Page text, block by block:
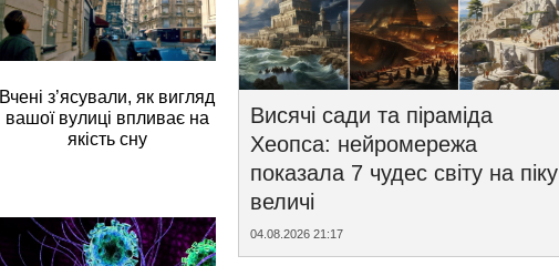
Вчені з’ясували, як вигляд
вашої вулиці впливає на
якість сну
Висячі сади та піраміда
Хеопса: нейромережа
показала 7 чудес світу на піку
величі
04.08.2026 21:17